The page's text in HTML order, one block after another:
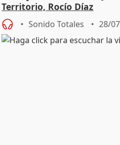
Territorio, Rocío Díaz
Sonido Totales 28/